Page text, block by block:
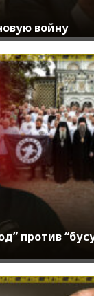
войну
против